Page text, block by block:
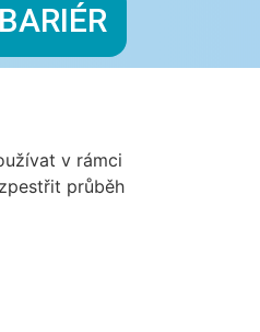
v rámci
průběh